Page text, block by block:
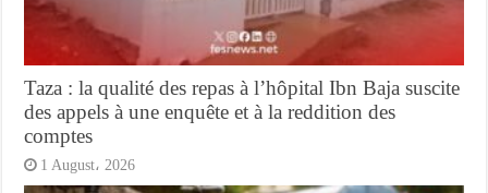
Taza : la qualité des repas à l’hôpital Ibn Baja suscite
des appels à une enquête et à la reddition des
comptes
1 August، 2026